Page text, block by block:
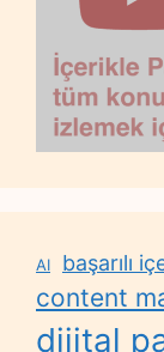
AI başarılı
content
dijital